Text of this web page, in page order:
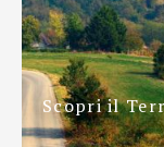
Scopri il